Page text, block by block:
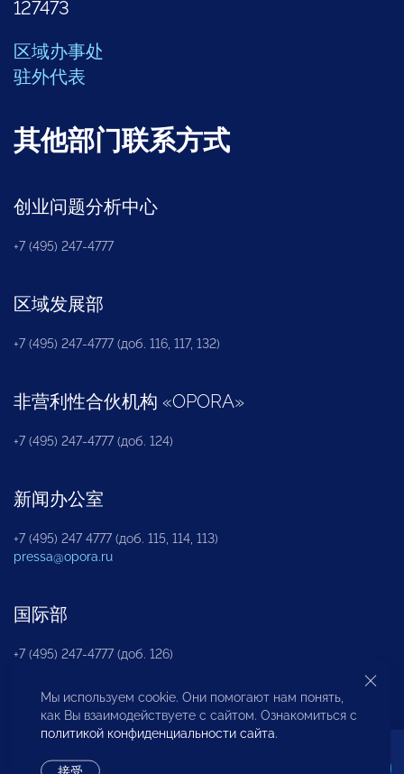
127473
区域办事处
驻外代表
其他部门联系方式
创业问题分析中心
+7 (495) 247-4777
区域发展部
+7 (495) 247-4777 (доб. 116, 117, 132)
非营利性合伙机构 «OPORA»
+7 (495) 247-4777 (доб. 124)
新闻办公室
+7 (495) 247 4777 (доб. 115, 114, 113)
pressa@opora.ru
国际部
+7 (495) 247-4777 (доб. 126)
商投权益保护部
Мы используем cookie. Они помогают нам понять,
как Вы взаимодействуете с сайтом. Ознакомиться с
политикой конфиденциальности сайта.
接受